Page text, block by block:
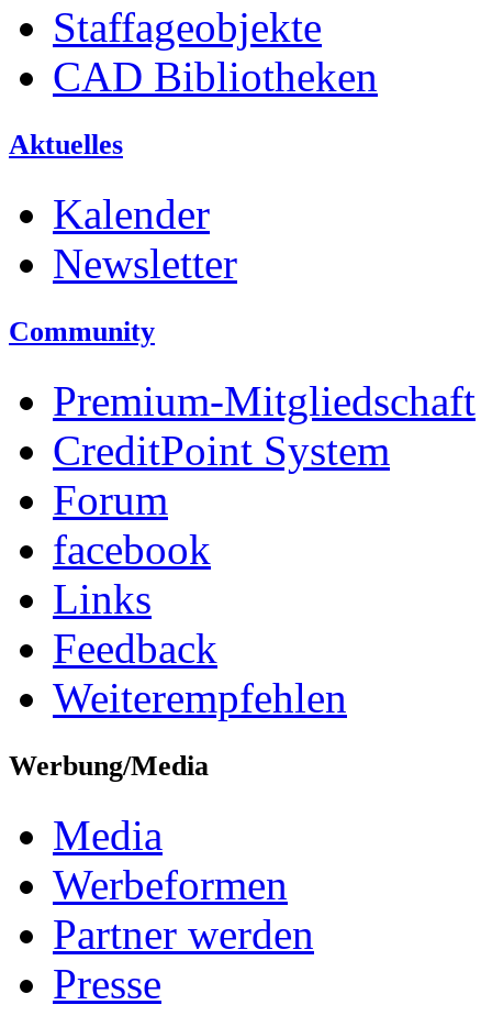
Staffageobjekte
CAD Bibliotheken
Aktuelles
Kalender
Newsletter
Community
Premium-Mitgliedschaft
CreditPoint System
Forum
facebook
Links
Feedback
Weiterempfehlen
Werbung/Media
Media
Werbeformen
Partner werden
Presse